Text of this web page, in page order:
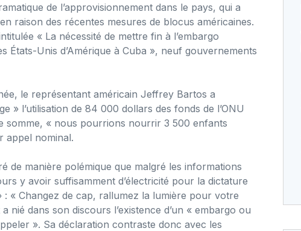
de l’approvisionnement dans le pays, qui a
raison des récentes mesures de blocus américaines.
« La nécessité de mettre fin à l’embargo
Unis d’Amérique à Cuba », neuf gouvernements
le représentant américain Jeffrey Bartos a
» l’utilisation de 84 000 dollars des fonds de l’ONU
somme, « nous pourrions nourrir 3 500 enfants
appel nominal.
de manière polémique que malgré les informations
y avoir suffisamment d’électricité pour la dictature
« Changez de cap, rallumez la lumière pour votre
nié dans son discours l’existence d’un « embargo ou
». Sa déclaration contraste donc avec les